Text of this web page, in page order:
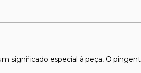
significado especial à peça, O